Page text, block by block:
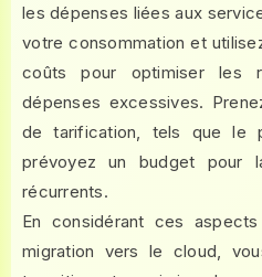
les dépenses liées aux
votre consommation et
coûts pour optimiser les
dépenses excessives.
de tarification, tels que le
prévoyez un budget pour
récurrents.
En considérant ces
migration vers le cloud,